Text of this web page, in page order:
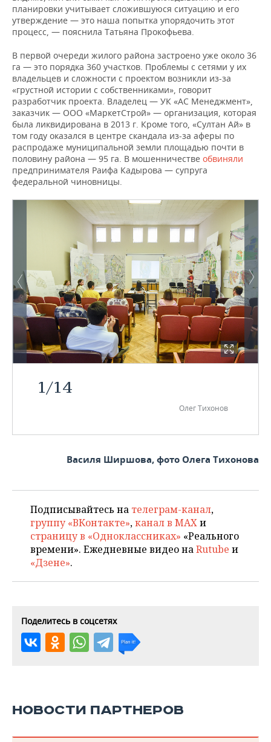
планировки учитывает сложившуюся ситуацию и его
утверждение — это наша попытка упорядочить этот
процесс, — пояснила Татьяна Прокофьева.
В первой очереди жилого района застроено уже около 36
га — это порядка 360 участков. Проблемы с сетями у их
владельцев и сложности с проектом возникли из-за
«грустной истории с собственниками», говорит
разработчик проекта. Владелец — УК «АС Менеджмент»,
заказчик — ООО «МаркетСтрой» — организация, которая
была ликвидирована в 2013 г. Кроме того, «Султан Ай» в
том году оказался в центре скандала из-за аферы по
распродаже муниципальной земли площадью почти в
половину района — 95 га. В мошенничестве обвиняли
предпринимателя Раифа Кадырова — супруга
федеральной чиновницы.
1/14
Олег Тихонов
Василя Ширшова, фото Олега Тихонова
Подписывайтесь на телеграм-канал,
группу «ВКонтакте»,канал в MAXи
страницу в «Одноклассниках» «Реального
времени». Ежедневные видео наRutube и
«Дзене».
Поделитесь в соцсетях
НОВОСТИ ПАРТНЕРОВ